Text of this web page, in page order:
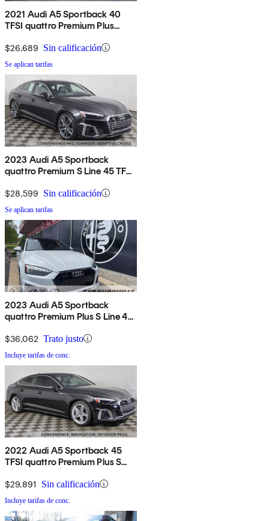
2021 Audi A5 Sportback 40
TFSI quattro Premium Plus
$26,689 Sin calificación
Se aplican tarifas
2023 Audi A5 Sportback
quattro Premium S Line 45 TFSI
$28,599 Sin calificación
Se aplican tarifas
2023 Audi A5 Sportback
quattro Premium Plus S Line 45
$36,062 Trato justo
Incluye tarifas de conc.
2022 Audi A5 Sportback 45
TFSI quattro Premium Plus S
$29,891 Sin calificación
Incluye tarifas de conc.